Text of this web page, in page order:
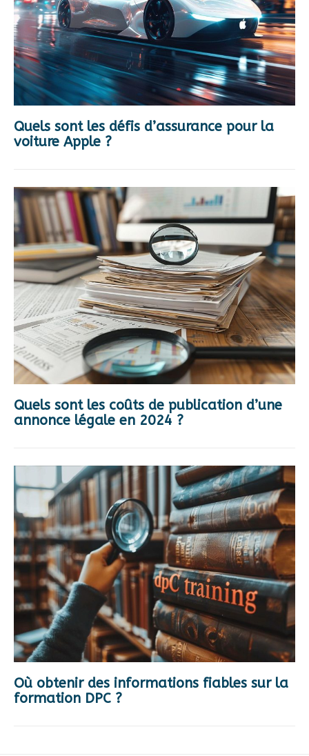
Quels sont les défis d’assurance pour la
voiture Apple ?
Quels sont les coûts de publication d’une
annonce légale en 2024 ?
Où obtenir des informations fiables sur la
formation DPC ?